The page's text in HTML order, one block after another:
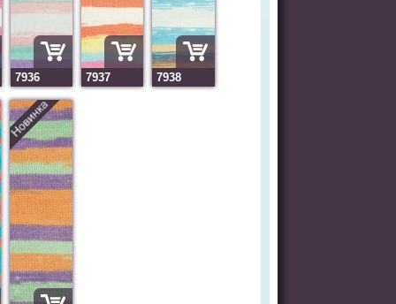
7936 7937 7938